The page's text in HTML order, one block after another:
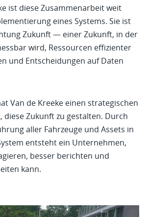
ist diese Zusammenarbeit weit
eines Systems. Sie ist
Zukunft — einer Zukunft, in der
wird, Ressourcen effizienter
und Entscheidungen auf Daten
Van de Kreeke einen strategischen
diese Zukunft zu gestalten. Durch
aller Fahrzeuge und Assets in
entsteht ein Unternehmen,
besser berichten und
kann.